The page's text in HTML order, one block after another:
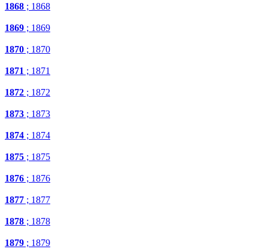
1868 ; 1868
1869 ; 1869
1870 ; 1870
1871 ; 1871
1872 ; 1872
1873 ; 1873
1874 ; 1874
1875 ; 1875
1876 ; 1876
1877 ; 1877
1878 ; 1878
1879 ; 1879